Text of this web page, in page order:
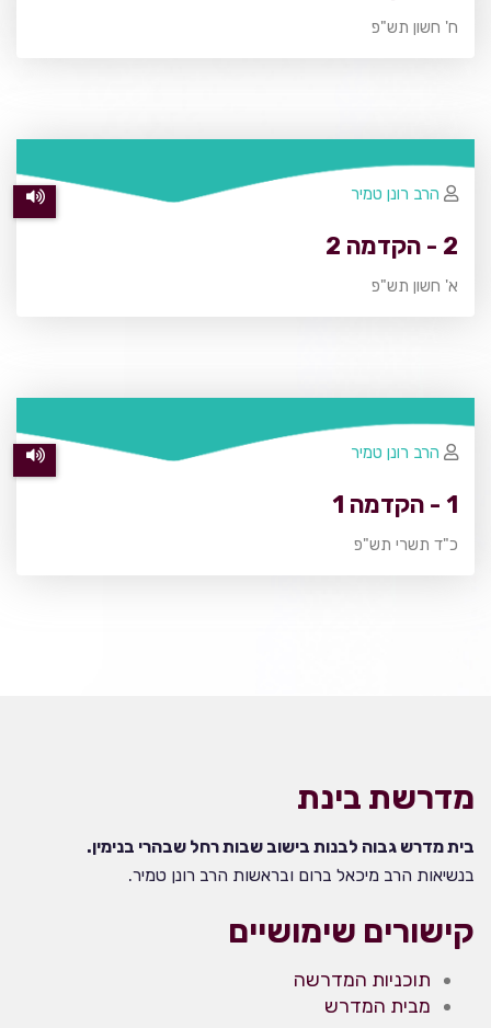
ח' חשון תש"פ
2 - הקדמה 2
א' חשון תש"פ
הרב רונן טמיר
1 - הקדמה 1
כ"ד תשרי תש"פ
הרב רונן טמיר
מדרשת בינת
בית מדרש גבוה לבנות בישוב שבות רחל שבהרי בנימין.
בנשיאות הרב מיכאל ברום ובראשות הרב רונן טמיר.
קישורים שימושיים
תוכניות המדרשה
מבית המדרש